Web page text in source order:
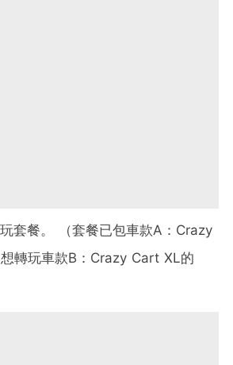
套餐。 （套餐已包車款A：Crazy
轉玩車款B：Crazy Cart XL的